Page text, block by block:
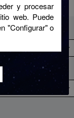
y procesar
web. Puede
"Configurar" o